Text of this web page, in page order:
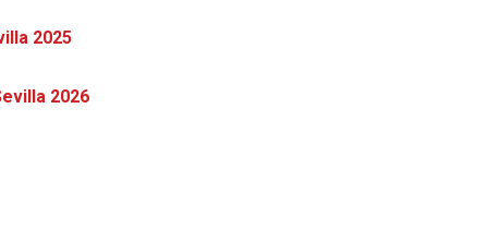
2025
2026